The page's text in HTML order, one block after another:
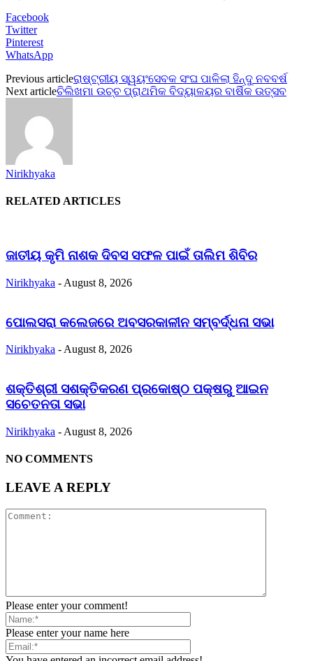
Facebook
Twitter
Pinterest
WhatsApp
Previous articleରାଷ୍ଟ୍ରୀୟ ସ୍ୱୟଂସେବକ ସଂଘ ପାଳିଲା ହିନ୍ଦୁ ନବବର୍ଷ
Next articleଚିଲିଖମା ଉଚ୍ଚ ପ୍ରାଥମିକ ବିଦ୍ୟାଳୟର ବାର୍ଷିକ ଉତ୍ସବ
Nirikhyaka
RELATED ARTICLES
ଜାତୀୟ କୃମି ନାଶକ ଦିବସ ସଫଳ ପାଇଁ ତାଲିମ ଶିବିର
Nirikhyaka - August 8, 2026
ପୋଲସରା କଲେଜରେ ଅବସରକାଳୀନ ସମ୍ବର୍ଦ୍ଧନା ସଭା
Nirikhyaka - August 8, 2026
ଶକ୍ତିଶ୍ରୀ ସଶକ୍ତିକରଣ ପ୍ରକୋଷ୍ଠ ପକ୍ଷରୁ ଆଇନ
ସଚେତନତା ସଭା
Nirikhyaka - August 8, 2026
NO COMMENTS
LEAVE A REPLY
Please enter your comment!
Please enter your name here